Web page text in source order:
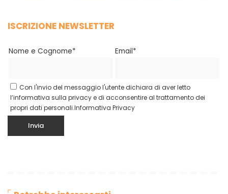
ISCRIZIONE NEWSLETTER
Nome e Cognome* Email*
Con l'invio del messaggio l'utente dichiara di aver letto
l’informativa sulla privacy e di acconsentire al trattamento dei
propri dati personali.Informativa Privacy